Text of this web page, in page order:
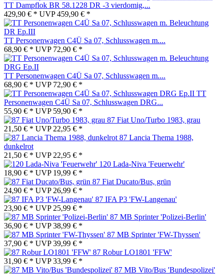
TT Dampflok BR 58.1228 DR -3 vierdomig,...
429,90 € * UVP459,90 € *
TT Personenwagen C4Ü Sa 07, Schlusswagen m....
68,90 € * UVP 72,90 € *
TT Personenwagen C4Ü Sa 07, Schlusswagen m....
68,90 € * UVP 72,90 € *
TT
Personenwagen C4Ü Sa 07, Schlusswagen DRG...
55,90 € * UVP 59,90 € *
87 Fiat Uno/Turbo 1983, grau
21,50 € * UVP 22,95 € *
87 Lancia Thema 1988,
dunkelrot
21,50 € * UVP 22,95 € *
120 Lada-Niva 'Feuerwehr'
18,90 € * UVP 19,99 € *
87 Fiat Ducato/Bus, grün
24,90 € * UVP 26,99 € *
87 IFA P3 'FW-Langenau'
23,90 € * UVP 25,99 € *
87 MB Sprinter 'Polizei-Berlin'
36,90 € * UVP38,99 € *
87 MB Sprinter 'FW-Thyssen'
37,90 € * UVP39,99 € *
87 Robur LO1801 'FFW'
31,90 € * UVP33,99 € *
87 MB Vito/Bus 'Bundespolizei'